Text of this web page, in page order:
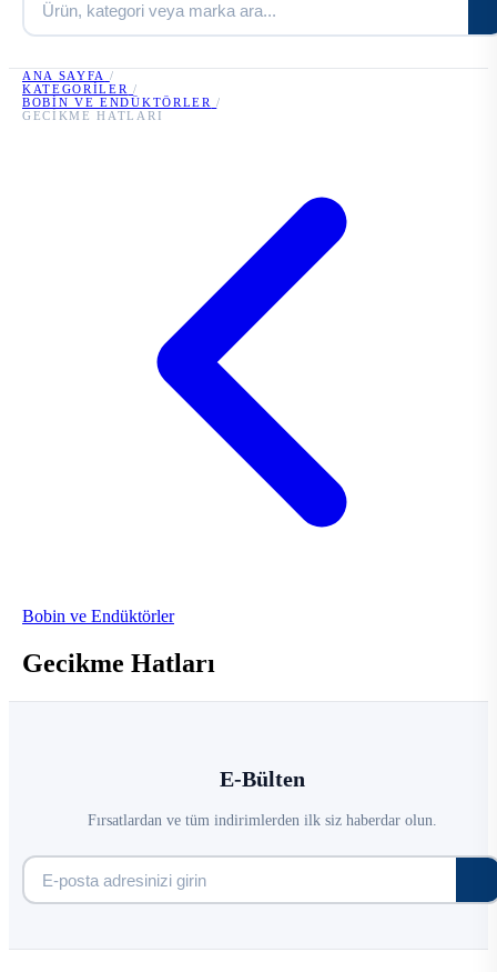
ANA SAYFA /
KATEGORILER /
BOBIN VE ENDÜKTÖRLER
/
GECIKME HATLARI
Bobin ve Endüktörler
Gecikme Hatları
E-Bülten
Fırsatlardan ve tüm indirimlerden ilk siz haberdar olun.